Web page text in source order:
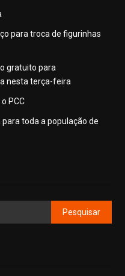
para troca de figurinhas
gratuito para
nesta terça-feira
PCC
toda a população de